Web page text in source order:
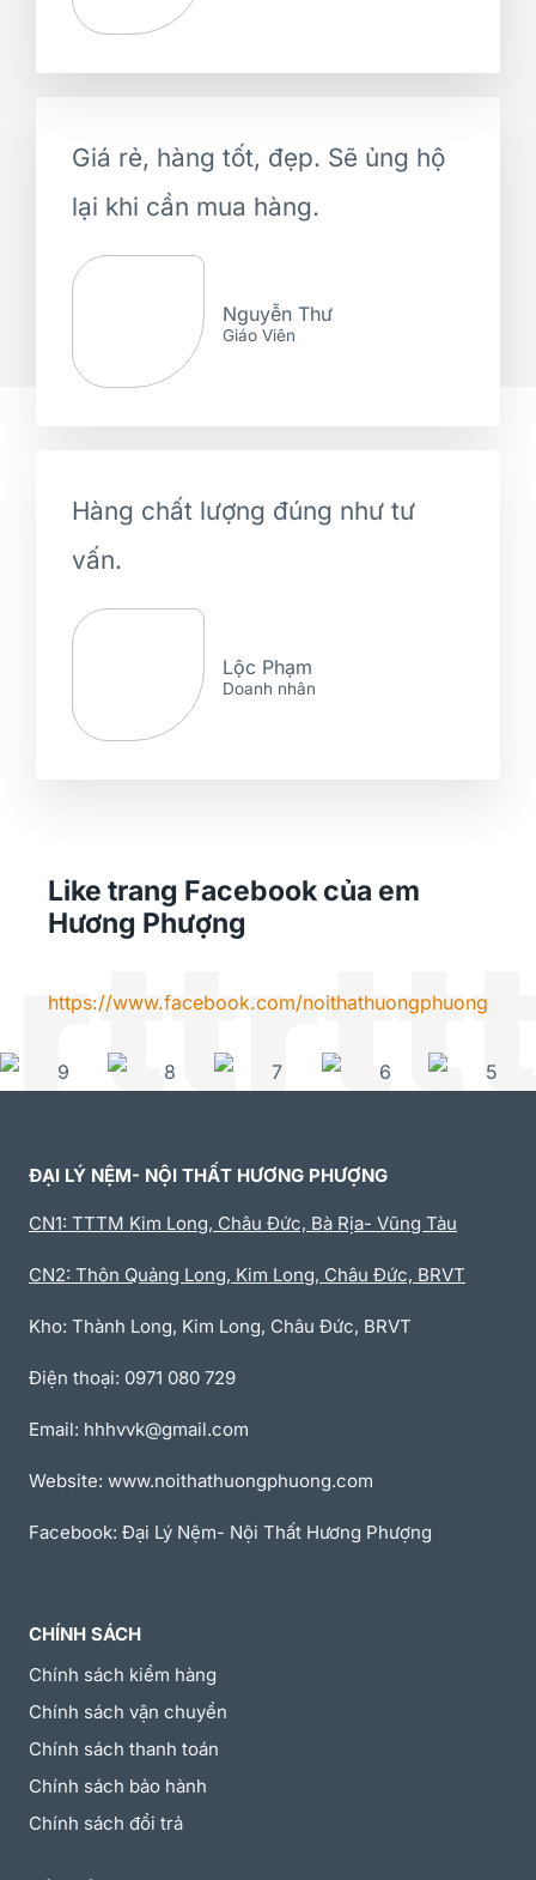
Giá rẻ, hàng tốt, đẹp. Sẽ ủng hộ
lại khi cần mua hàng.
Nguyễn Thư
Giáo Viên
Hàng chất lượng đúng như tư
vấn.
Lộc Phạm
Doanh nhân
Like trang Facebook của em
Hương Phượng
https://www.facebook.com/noithathuongphuong
ĐẠI LÝ NỆM- NỘI THẤT HƯƠNG PHƯỢNG
CN1: TTTM Kim Long, Châu Đức, Bà Rịa- Vũng Tàu
CN2: Thôn Quảng Long, Kim Long, Châu Đức, BRVT
Kho: Thành Long, Kim Long, Châu Đức, BRVT
Điện thoại: 0971 080 729
Email: hhhvvk@gmail.com
Website: www.noithathuongphuong.com
Facebook: Đại Lý Nệm- Nội Thất Hương Phượng
CHÍNH SÁCH
Chính sách kiểm hàng
Chính sách vận chuyển
Chính sách thanh toán
Chính sách bảo hành
Chính sách đổi trả